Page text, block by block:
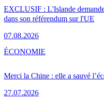
EXCLUSIF : L'Islande
dans son référendum sur l'UE
07.08.2026
Merci la Chine : elle a sauvé
27.07.2026
ÉCONOMIE